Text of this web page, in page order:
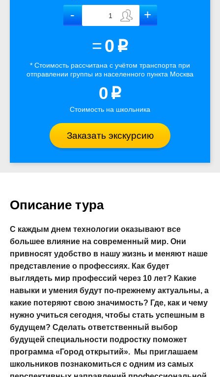
=0 p
* Стоимость рассчитана с учётом транспорта при
отправлении группы из населенного пункта Москва
0 p
Стоимость на школьника
Заказать экскурсию
Описание тура
С каждым днем технологии оказывают все
большее влияние на современный мир. Они
привносят удобство в нашу жизнь и меняют наше
представление о профессиях. Как будет
выглядеть мир профессий через 10 лет? Какие
навыки и умения будут по-прежнему актуальны, а
какие потеряют свою значимость? Где, как и чему
нужно учиться сегодня, чтобы стать успешным в
будущем? Сделать ответственный выбор
будущей специальности подростку поможет
программа «Город открытий». Мы приглашаем
школьников познакомиться с одним из самых